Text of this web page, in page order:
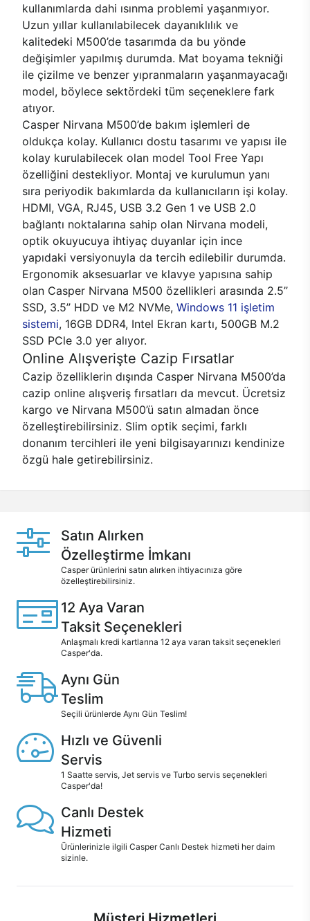
kullanımlarda dahi ısınma problemi yaşanmıyor.
Uzun yıllar kullanılabilecek dayanıklılık ve
kalitedeki M500’de tasarımda da bu yönde
değişimler yapılmış durumda. Mat boyama tekniği
ile çizilme ve benzer yıpranmaların yaşanmayacağı
model, böylece sektördeki tüm seçeneklere fark
atıyor.
Casper Nirvana M500’de bakım işlemleri de
oldukça kolay. Kullanıcı dostu tasarımı ve yapısı ile
kolay kurulabilecek olan model Tool Free Yapı
özelliğini destekliyor. Montaj ve kurulumun yanı
sıra periyodik bakımlarda da kullanıcıların işi kolay.
HDMI, VGA, RJ45, USB 3.2 Gen 1 ve USB 2.0
bağlantı noktalarına sahip olan Nirvana modeli,
optik okuyucuya ihtiyaç duyanlar için ince
yapıdaki versiyonuyla da tercih edilebilir durumda.
Ergonomik aksesuarlar ve klavye yapısına sahip
olan Casper Nirvana M500 özellikleri arasında 2.5’’
SSD, 3.5’’ HDD ve M2 NVMe, Windows 11 işletim
sistemi, 16GB DDR4, Intel Ekran kartı, 500GB M.2
SSD PCle 3.0 yer alıyor.
Online Alışverişte Cazip Fırsatlar
Cazip özelliklerin dışında Casper Nirvana M500’da
cazip online alışveriş fırsatları da mevcut. Ücretsiz
kargo ve Nirvana M500’ü satın almadan önce
özelleştirebilirsiniz. Slim optik seçimi, farklı
donanım tercihleri ile yeni bilgisayarınızı kendinize
özgü hale getirebilirsiniz.
Satın Alırken
Özelleştirme İmkanı
Casper ürünlerini satın alırken ihtiyacınıza göre
özelleştirebilirsiniz.
12 Aya Varan
Taksit Seçenekleri
Anlaşmalı kredi kartlarına 12 aya varan taksit seçenekleri
Casper'da.
Aynı Gün
Teslim
Seçili ürünlerde Aynı Gün Teslim!
Hızlı ve Güvenli
Servis
1 Saatte servis, Jet servis ve Turbo servis seçenekleri
Casper'da!
Canlı Destek
Hizmeti
Ürünlerinizle ilgili Casper Canlı Destek hizmeti her daim
sizinle.